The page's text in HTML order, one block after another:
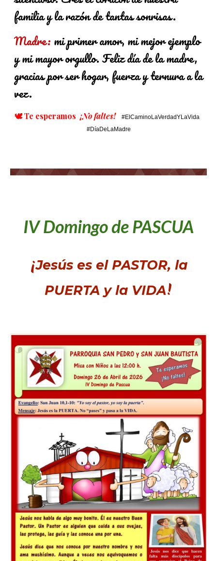
familia y la razón de tantas sonrisas.
Madre: mi primer amor, mi mejor ejemplo
y mi mayor orgullo. Feliz día de la madre,
gracias por ser hogar, fuerza y ternura a la
vez.
🕊️ Te esperamos ¡No faltes!
#ElCaminoLaVerdadYLaVida
#DíaDeLaMadre
IV Domingo de PASCUA
¡Jesús es el PASTOR, la
PUERTA y la VIDA!